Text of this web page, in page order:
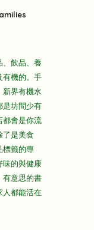
、飲品、養
有機的。手
新界有機水
是坊間少有
都會是你流
了是美食
標籤的專
味的與健康
有意思的書
人都能活在